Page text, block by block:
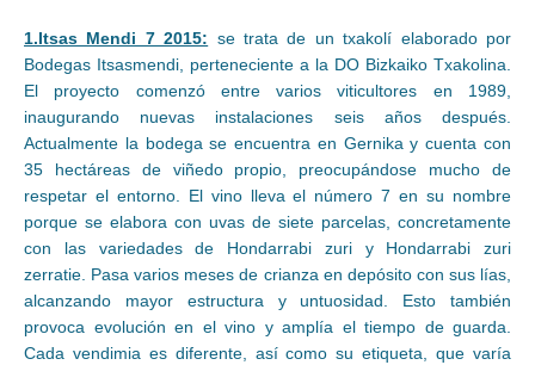
1.Itsas Mendi 7 2015: se trata de un txakolí elaborado por
Bodegas Itsasmendi, perteneciente a la DO Bizkaiko Txakolina.
El proyecto comenzó entre varios viticultores en 1989,
inaugurando nuevas instalaciones seis años después.
Actualmente la bodega se encuentra en Gernika y cuenta con
35 hectáreas de viñedo propio, preocupándose mucho de
respetar el entorno. El vino lleva el número 7 en su nombre
porque se elabora con uvas de siete parcelas, concretamente
con las variedades de Hondarrabi zuri y Hondarrabi zuri
zerratie. Pasa varios meses de crianza en depósito con sus lías,
alcanzando mayor estructura y untuosidad. Esto también
provoca evolución en el vino y amplía el tiempo de guarda.
Cada vendimia es diferente, así como su etiqueta, que varía